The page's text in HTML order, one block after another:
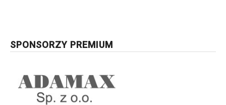
SPONSORZY PREMIUM